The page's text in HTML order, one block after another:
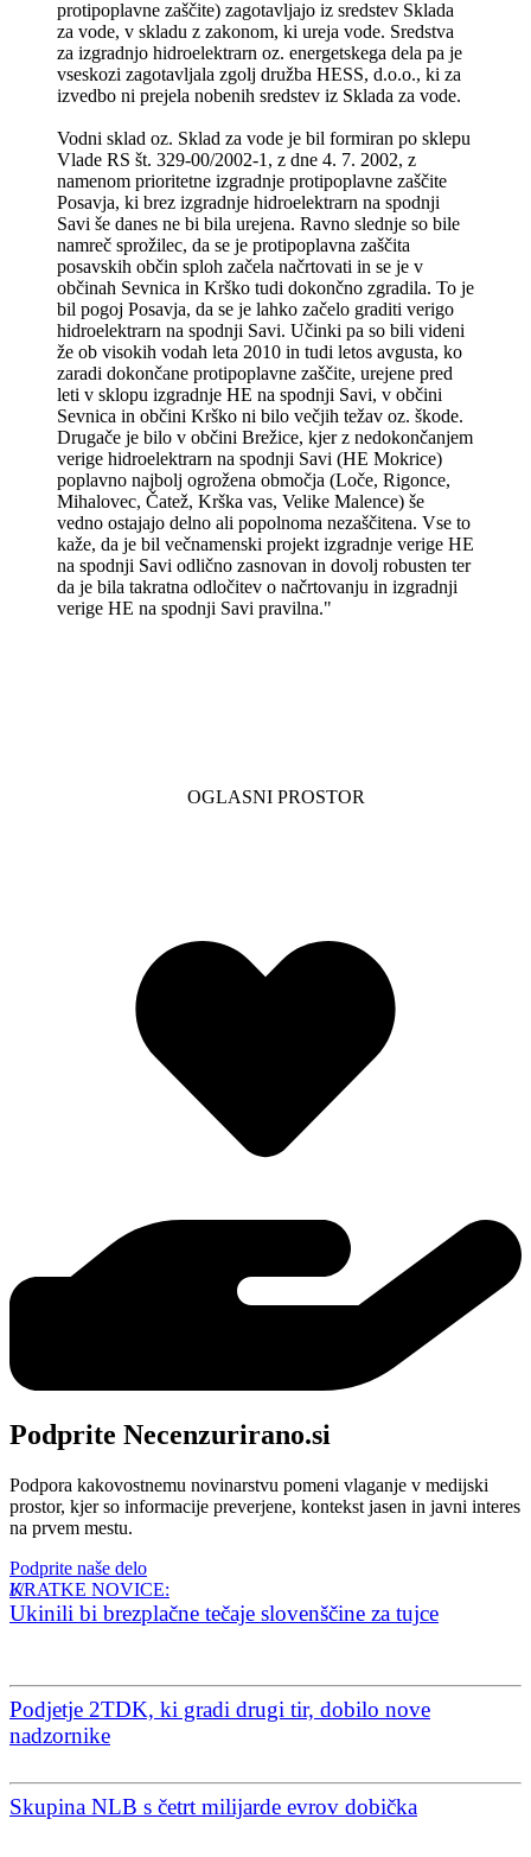
protipoplavne zaščite) zagotavljajo iz sredstev Sklada
za vode, v skladu z zakonom, ki ureja vode. Sredstva
za izgradnjo hidroelektrarn oz. energetskega dela pa je
vseskozi zagotavljala zgolj družba HESS, d.o.o., ki za
izvedbo ni prejela nobenih sredstev iz Sklada za vode.
Vodni sklad oz. Sklad za vode je bil formiran po sklepu
Vlade RS št. 329-00/2002-1, z dne 4. 7. 2002, z
namenom prioritetne izgradnje protipoplavne zaščite
Posavja, ki brez izgradnje hidroelektrarn na spodnji
Savi še danes ne bi bila urejena. Ravno slednje so bile
namreč sprožilec, da se je protipoplavna zaščita
posavskih občin sploh začela načrtovati in se je v
občinah Sevnica in Krško tudi dokončno zgradila. To je
bil pogoj Posavja, da se je lahko začelo graditi verigo
hidroelektrarn na spodnji Savi. Učinki pa so bili videni
že ob visokih vodah leta 2010 in tudi letos avgusta, ko
zaradi dokončane protipoplavne zaščite, urejene pred
leti v sklopu izgradnje HE na spodnji Savi, v občini
Sevnica in občini Krško ni bilo večjih težav oz. škode.
Drugače je bilo v občini Brežice, kjer z nedokončanjem
verige hidroelektrarn na spodnji Savi (HE Mokrice)
poplavno najbolj ogrožena območja (Loče, Rigonce,
Mihalovec, Čatež, Krška vas, Velike Malence) še
vedno ostajajo delno ali popolnoma nezaščitena. Vse to
kaže, da je bil večnamenski projekt izgradnje verige HE
na spodnji Savi odlično zasnovan in dovolj robusten ter
da je bila takratna odločitev o načrtovanju in izgradnji
verige HE na spodnji Savi pravilna."
Podprite Necenzurirano.si
Podpora kakovostnemu novinarstvu pomeni vlaganje v medijski
prostor, kjer so informacije preverjene, kontekst jasen in javni interes
na prvem mestu.
Podprite naše delo
KRATKE NOVICE:
Ukinili bi brezplačne tečaje slovenščine za tujce
Podjetje 2TDK, ki gradi drugi tir, dobilo nove
nadzornike
Skupina NLB s četrt milijarde evrov dobička